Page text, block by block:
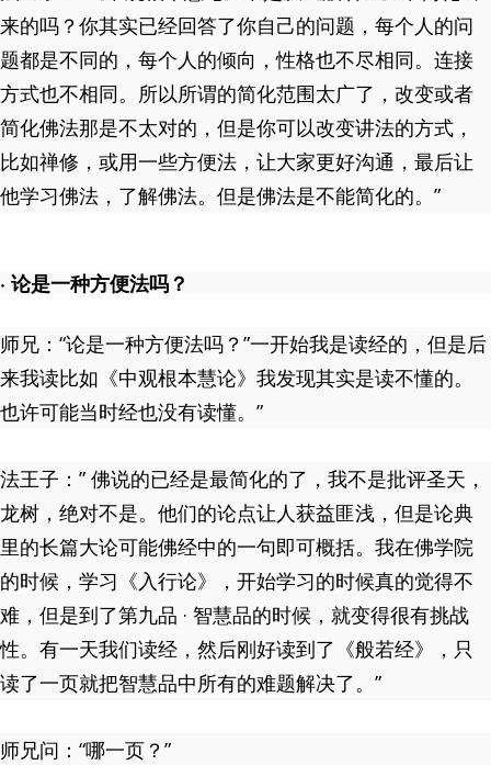
来的吗？你其实已经回答了你自己的问题，每个人的问
题都是不同的，每个人的倾向，性格也不尽相同。连接
方式也不相同。所以所谓的简化范围太广了，改变或者
简化佛法那是不太对的，但是你可以改变讲法的方式，
比如禅修，或用一些方便法，让大家更好沟通，最后让
他学习佛法，了解佛法。但是佛法是不能简化的。”
· 论是一种方便法吗？
师兄：“论是一种方便法吗？”一开始我是读经的，但是后
来我读比如《中观根本慧论》我发现其实是读不懂的。
也许可能当时经也没有读懂。”
法王子：” 佛说的已经是最简化的了，我不是批评圣天，
龙树，绝对不是。他们的论点让人获益匪浅，但是论典
里的长篇大论可能佛经中的一句即可概括。我在佛学院
的时候，学习《入行论》，开始学习的时候真的觉得不
难，但是到了第九品 · 智慧品的时候，就变得很有挑战
性。有一天我们读经，然后刚好读到了《般若经》，只
读了一页就把智慧品中所有的难题解决了。”
师兄问：“哪一页？”